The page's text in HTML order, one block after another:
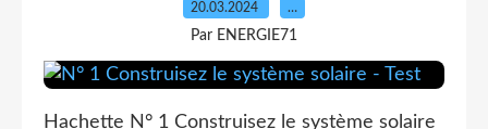
20.03.2024 …
Par ENERGIE71
Hachette N° 1 Construisez le système solaire